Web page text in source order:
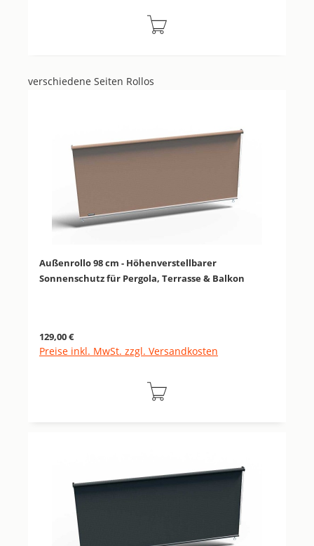
Produktgalerie überspringen
verschiedene Seiten Rollos
Außenrollo 98 cm - Höhenverstellbarer
Sonnenschutz für Pergola, Terrasse & Balkon
Regulärer Preis:
129,00 €
Preise inkl. MwSt. zzgl. Versandkosten